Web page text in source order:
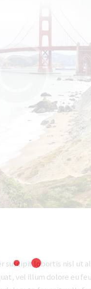
lobortis nisl ut
vel illum dolore eu